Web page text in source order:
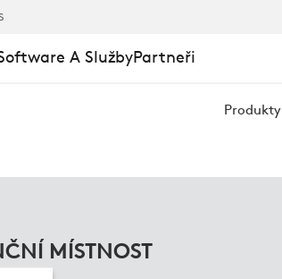
A SlužbyPartneři
Produkty
MÍSTNOST